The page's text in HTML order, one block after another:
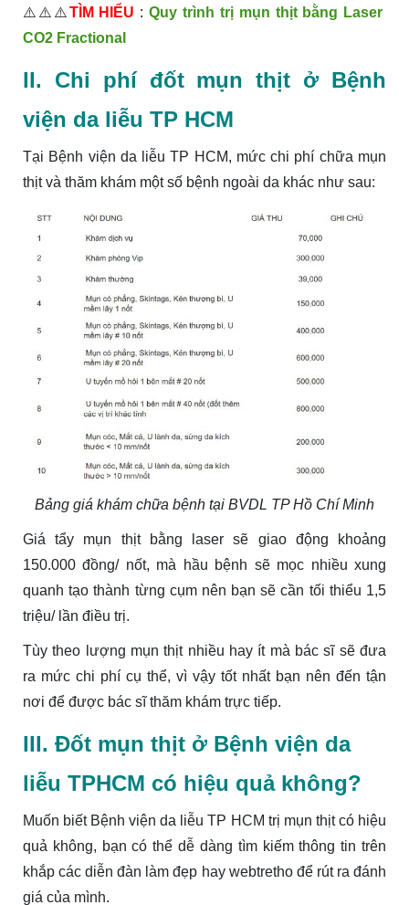
⚠️⚠️⚠️TÌM HIỂU :Quy trình trị mụn thịt bằng Laser
CO2 Fractional
II. Chi phí đốt mụn thịt ở Bệnh
viện da liễu TP HCM
Tại Bệnh viện da liễu TP HCM, mức chi phí chữa mụn
thịt và thăm khám một số bệnh ngoài da khác như sau:
Bảng giá khám chữa bệnh tại BVDL TP Hồ Chí Minh
Giá tẩy mụn thịt bằng laser sẽ giao động khoảng
150.000 đồng/ nốt, mà hầu bệnh sẽ mọc nhiều xung
quanh tạo thành từng cụm nên bạn sẽ cần tối thiểu 1,5
triệu/ lần điều trị.
Tùy theo lượng mụn thịt nhiều hay ít mà bác sĩ sẽ đưa
ra mức chi phí cụ thể, vì vậy tốt nhất bạn nên đến tận
nơi để được bác sĩ thăm khám trực tiếp.
III. Đốt mụn thịt ở Bệnh viện da
liễu TPHCM có hiệu quả không?
Muốn biết Bệnh viện da liễu TP HCM trị mụn thịt có hiệu
quả không, bạn có thể dễ dàng tìm kiếm thông tin trên
khắp các diễn đàn làm đẹp hay webtretho để rút ra đánh
giá của mình.